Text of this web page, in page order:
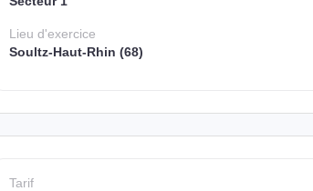
Lieud'exercice
Soultz-Haut-Rhin (68)
Tarif